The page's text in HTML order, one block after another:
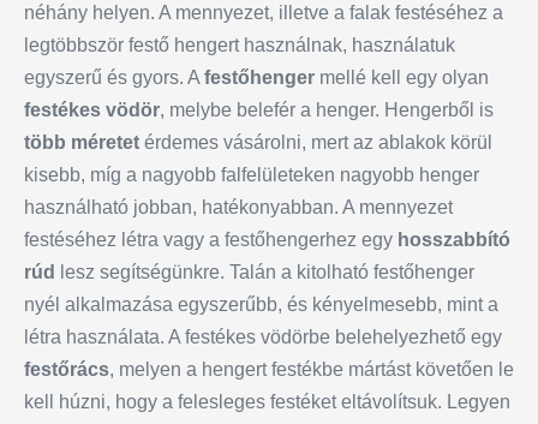
néhány helyen. A mennyezet, illetve a falak festéséhez a
legtöbbször festő hengert használnak, használatuk
egyszerű és gyors. A festőhenger mellé kell egy olyan
festékes vödör, melybe belefér a henger. Hengerből is
több méretet érdemes vásárolni, mert az ablakok körül
kisebb, míg a nagyobb falfelületeken nagyobb henger
használható jobban, hatékonyabban. A mennyezet
festéséhez létra vagy a festőhengerhez egy hosszabbító
rúd
lesz segítségünkre. Talán a kitolható festőhenger
nyél alkalmazása egyszerűbb, és kényelmesebb, mint a
létra használata. A festékes vödörbe belehelyezhető egy
festőrács, melyen a hengert festékbe mártást követően le
kell húzni, hogy a felesleges festéket eltávolítsuk. Legyen